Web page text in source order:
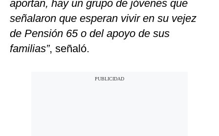
aportan, hay un grupo de jóvenes que
señalaron que esperan vivir en su vejez
de Pensión 65 o del apoyo de sus
familias”, señaló.